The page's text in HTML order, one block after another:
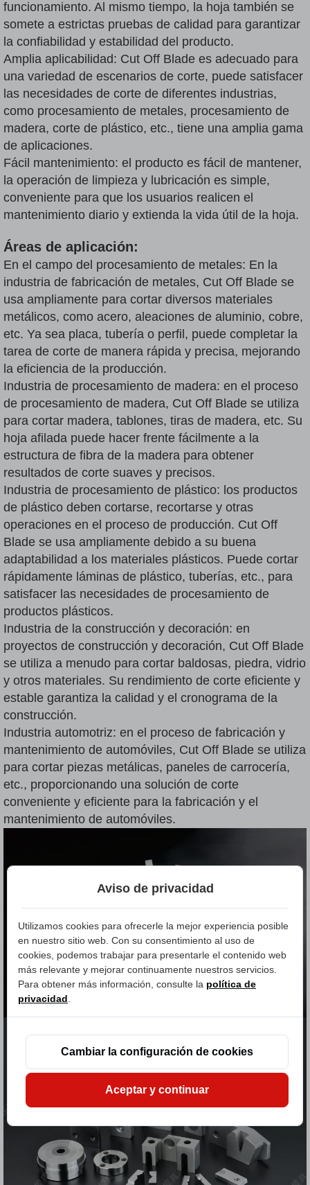
funcionamiento. Al mismo tiempo, la hoja también se
somete a estrictas pruebas de calidad para garantizar
la confiabilidad y estabilidad del producto.
Amplia aplicabilidad: Cut Off Blade es adecuado para
una variedad de escenarios de corte, puede satisfacer
las necesidades de corte de diferentes industrias,
como procesamiento de metales, procesamiento de
madera, corte de plástico, etc., tiene una amplia gama
de aplicaciones.
Fácil mantenimiento: el producto es fácil de mantener,
la operación de limpieza y lubricación es simple,
conveniente para que los usuarios realicen el
mantenimiento diario y extienda la vida útil de la hoja.
Áreas de aplicación:
En el campo del procesamiento de metales: En la
industria de fabricación de metales, Cut Off Blade se
usa ampliamente para cortar diversos materiales
metálicos, como acero, aleaciones de aluminio, cobre,
etc. Ya sea placa, tubería o perfil, puede completar la
tarea de corte de manera rápida y precisa, mejorando
la eficiencia de la producción.
Industria de procesamiento de madera: en el proceso
de procesamiento de madera, Cut Off Blade se utiliza
para cortar madera, tablones, tiras de madera, etc. Su
hoja afilada puede hacer frente fácilmente a la
estructura de fibra de la madera para obtener
resultados de corte suaves y precisos.
Industria de procesamiento de plástico: los productos
de plástico deben cortarse, recortarse y otras
operaciones en el proceso de producción. Cut Off
Blade se usa ampliamente debido a su buena
adaptabilidad a los materiales plásticos. Puede cortar
rápidamente láminas de plástico, tuberías, etc., para
satisfacer las necesidades de procesamiento de
productos plásticos.
Industria de la construcción y decoración: en
proyectos de construcción y decoración, Cut Off Blade
se utiliza a menudo para cortar baldosas, piedra, vidrio
y otros materiales. Su rendimiento de corte eficiente y
estable garantiza la calidad y el cronograma de la
construcción.
Industria automotriz: en el proceso de fabricación y
mantenimiento de automóviles, Cut Off Blade se utiliza
para cortar piezas metálicas, paneles de carrocería,
etc., proporcionando una solución de corte
conveniente y eficiente para la fabricación y el
mantenimiento de automóviles.
Aviso de privacidad
Utilizamos cookies para ofrecerle la mejor experiencia posible
en nuestro sitio web. Con su consentimiento al uso de
cookies, podemos trabajar para presentarle el contenido web
más relevante y mejorar continuamente nuestros servicios.
Para obtener más información, consulte la política de
privacidad
Cambiar la configuración de cookies
Aceptar y continuar